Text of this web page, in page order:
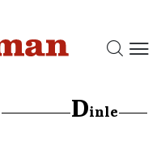
Dinle